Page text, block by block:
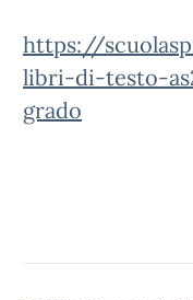
https://
libri-di-testo-
grado